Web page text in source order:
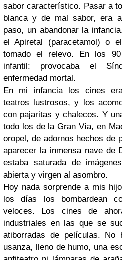
sabor característico. Pasar a
blanca y de mal sabor, era
paso, un abandonar la
el Apiretal (paracetamol) o
tomado el relevo. En los
infantil: provocaba el
enfermedad mortal.
En mi infancia los cines
teatros lustrosos, y los
con pajaritas y chalecos. Y
todo los de la Gran Vía, en
oropel, de adornos hechos de
aparecer la inmensa nave de
estaba saturada de
abierta y virgen al asombro.
Hoy nada sorprende a mis
los días los bombardean
veloces. Los cines de
industriales en las que se
atiborradas de películas.
usanza, lleno de humo, una